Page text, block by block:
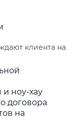
клиента на
и ноу-хау
договора
на